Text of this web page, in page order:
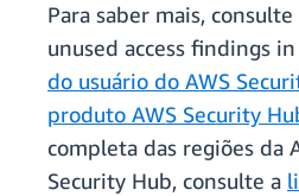
Para saber mais,
unused access findings
do usuário do AWS
produto AWS Security
completa das regiões da
Security Hub, consulte a